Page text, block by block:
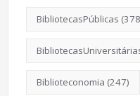
BibliotecasPúblicas
Biblioteconomia (247)